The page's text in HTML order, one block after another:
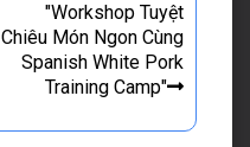
"Workshop Tuyệt
Chiêu Món Ngon Cùng
Spanish White Pork
Training Camp"